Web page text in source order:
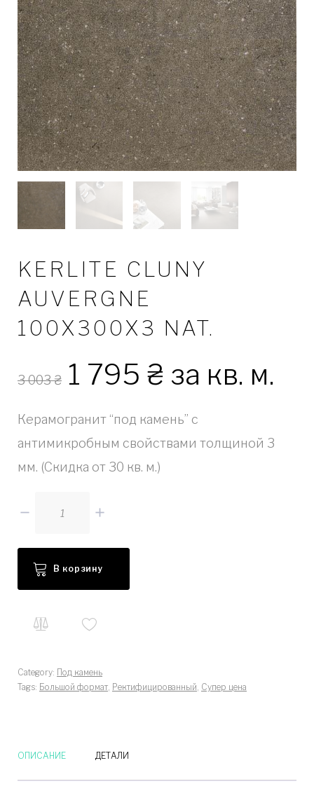
KERLITE CLUNY
AUVERGNE
100X300X3 NAT.
3 003₴ 1 795 ₴ за кв. м.
Керамогранит “под камень” с
антимикробным свойствами толщиной 3
мм. (Скидка от 30 кв. м.)
В корзину
Category: Под камень
Tags: Большой формат, Ректифицированный, Супер цена
ОПИСАНИЕ ДЕТАЛИ